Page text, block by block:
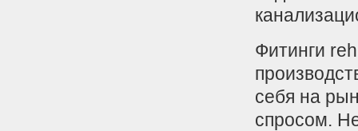
Фитинги
себя на
спросом.